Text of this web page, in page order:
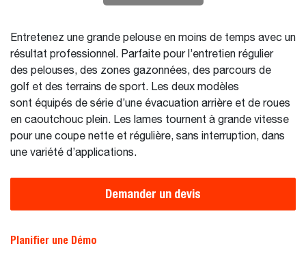
Entretenez une grande pelouse en moins de temps avec un
résultat professionnel. Parfaite pour l’entretien régulier
des pelouses, des zones gazonnées, des parcours de
golf et des terrains de sport. Les deux modèles
sont équipés de série d’une évacuation arrière et de roues
en caoutchouc plein. Les lames tournent à grande vitesse
pour une coupe nette et régulière, sans interruption, dans
une variété d’applications.
Demander un devis
Planifier une Démo